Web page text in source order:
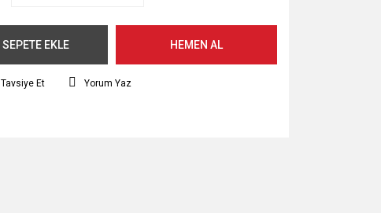
SEPETE EKLE HEMEN AL
Tavsiye Et Yorum Yaz